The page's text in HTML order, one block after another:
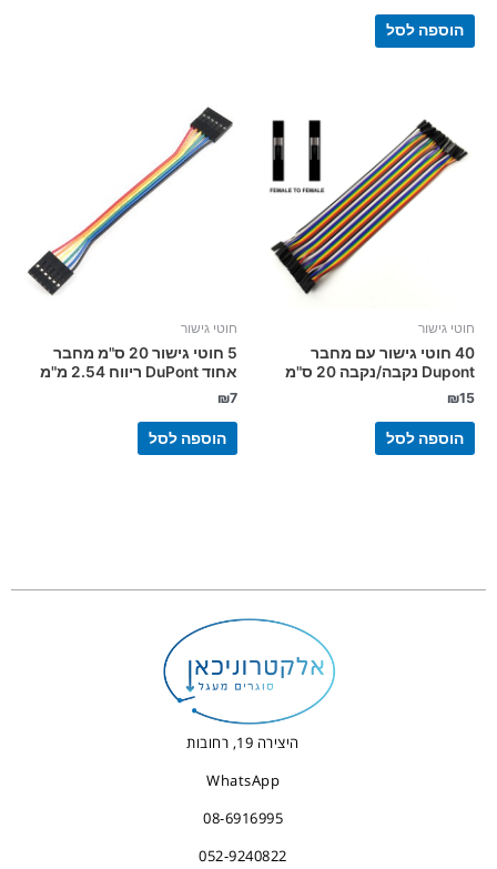
הוספה לסל
חוטי גישור
40 חוטי גישור עם מחבר
Dupont נקבה/נקבה 20 ס"מ
₪15
הוספה לסל
חוטי גישור
5 חוטי גישור 20 ס"מ מחבר
אחוד DuPont ריווח 2.54 מ"מ
₪7
הוספה לסל
היצירה 19, רחובות
WhatsApp
08-6916995
052-9240822